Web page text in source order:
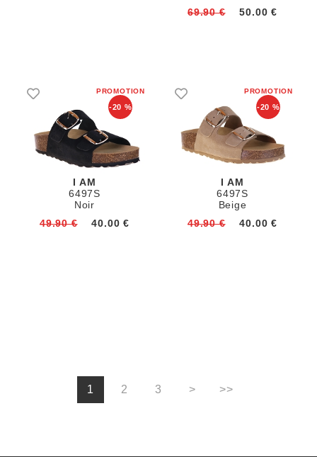
69.90 €
50.00 €
-20 %
I AM
6497S
Noir
49.90 €
40.00 €
-20 %
I AM
6497S
Beige
49.90 €
40.00 €
1 2 3 > >>